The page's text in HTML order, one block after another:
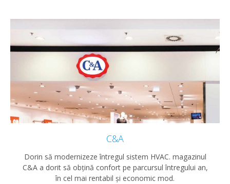
C&A
Dorin să modernizeze întregul sistem HVAC. magazinul
C&A a dorit să obțină confort pe parcursul întregului an,
în cel mai rentabil și economic mod.